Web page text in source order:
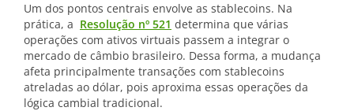
Um dos pontos centrais envolve as stablecoins. Na
prática, a Resolução nº 521 determina que várias
operações com ativos virtuais passem a integrar o
mercado de câmbio brasileiro. Dessa forma, a mudança
afeta principalmente transações com stablecoins
atreladas ao dólar, pois aproxima essas operações da
lógica cambial tradicional.